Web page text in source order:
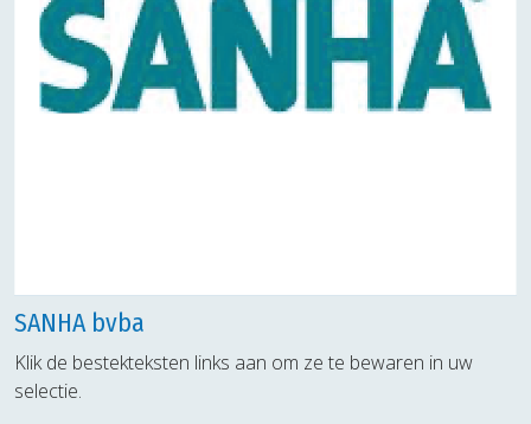
SANHA bvba
Klik de bestekteksten links aan om ze te bewaren in uw
selectie.